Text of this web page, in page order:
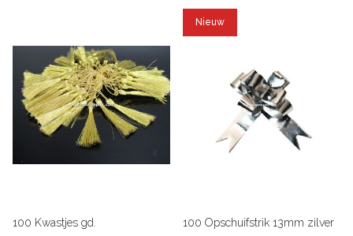
100 Kwastjes gd.
Nieuw
100 Opschuifstrik 13mm zilver